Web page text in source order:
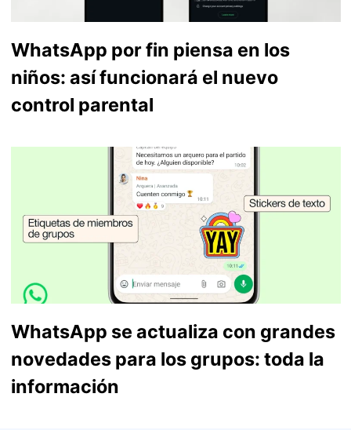
WhatsApp por fin piensa en los
niños: así funcionará el nuevo
control parental
WhatsApp se actualiza con grandes
novedades para los grupos: toda la
información